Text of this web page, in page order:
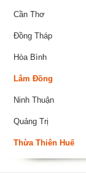
Cần Thơ
Đồng Tháp
Hòa Bình
Lâm Đồng
Ninh Thuận
Quảng Trị
Thừa Thiên Huế